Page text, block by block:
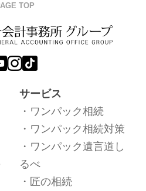
TOP
サービス
ワンパック相続
ワンパック相続対策
ワンパック遺言道し
るべ
匠の相続